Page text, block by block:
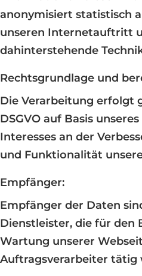
anonymisiert statistisch
unseren Internetauftritt
dahinterstehende
Rechtsgrundlage und
Die Verarbeitung erfolgt
DSGVO auf Basis
Interesses an der
und Funktionalität
Empfänger:
Empfänger der Daten
Dienstleister, die für den
Wartung unserer
Auftragsverarbeiter tätig